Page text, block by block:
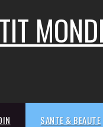
SANTE & BEAUTE